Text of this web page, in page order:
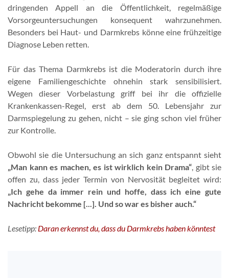
dringenden Appell an die Öffentlichkeit, regelmäßige
Vorsorgeuntersuchungen konsequent wahrzunehmen.
Besonders bei Haut- und Darmkrebs könne eine frühzeitige
Diagnose Leben retten.
Für das Thema Darmkrebs ist die Moderatorin durch ihre
eigene Familiengeschichte ohnehin stark sensibilisiert.
Wegen dieser Vorbelastung griff bei ihr die offizielle
Krankenkassen-Regel, erst ab dem 50. Lebensjahr zur
Darmspiegelung zu gehen, nicht – sie ging schon viel früher
zur Kontrolle.
Obwohl sie die Untersuchung an sich ganz entspannt sieht
„Man kann es machen, es ist wirklich kein Drama“, gibt sie
offen zu, dass jeder Termin von Nervosität begleitet wird:
„Ich gehe da immer rein und hoffe, dass ich eine gute
Nachricht bekomme [...]. Und so war es bisher auch.“
Lesetipp: Daran erkennst du, dass du Darmkrebs haben könntest